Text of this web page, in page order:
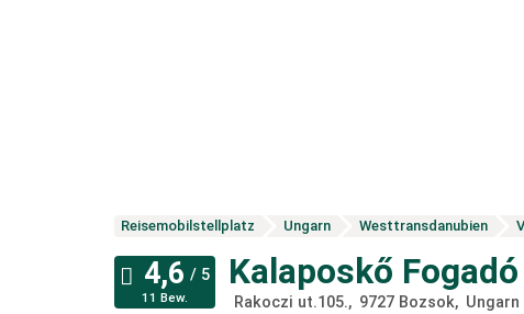
Reisemobilstellplatz Ungarn Westtransdanubien
Kalaposkő Fogadó
Rakoczi ut.105. 9727 Bozsok Ungarn
11 Bew.